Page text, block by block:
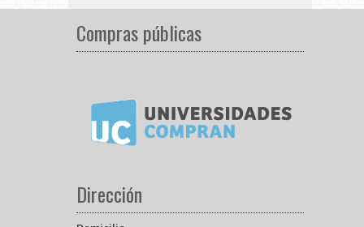
Compras públicas
Dirección